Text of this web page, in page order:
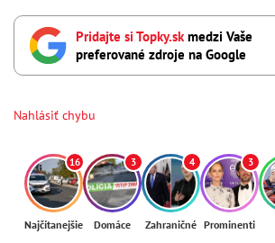
Pridajte si Topky.sk medzi Vaše
preferované zdroje na Google
Nahlásiť chybu
16
Najčítanejšie
3
Domáce
4
Zahraničné
3
Prominenti